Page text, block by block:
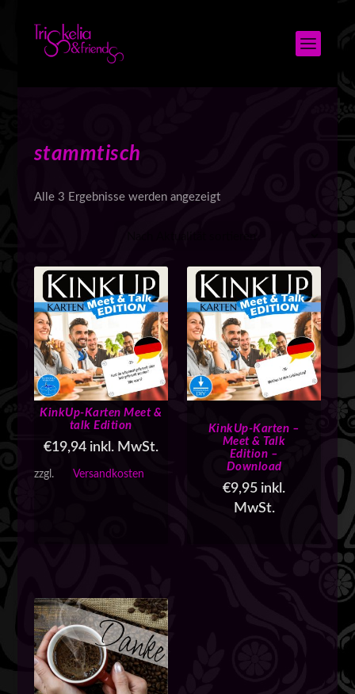
stammtisch
Alle 3 Ergebnisse werden angezeigtN
k
t
u
a
l
i
t
ä
s
o
KinkUp-Karten Meet &
talk Edition
€19,94 inkl. MwSt.
zzgl. Versandkosten
KinkUp-Karten –
Meet & Talk
Edition –
Download
€9,95 inkl.
MwSt.